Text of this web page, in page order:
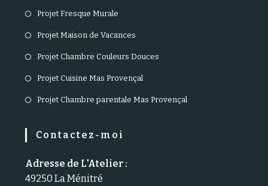
nouvel
onglet
Projet Fresque MuraleS’ouvre
nouvel
onglet
Projet Maison de VacancesS’ouvre
nouvel
onglet
Projet Chambre Couleurs DoucesS’ouvre
nouvel
Projet Cuisine Mas ProvençalS’ouvre
Projet Chambre parentale Mas ProvençalS’ouvre
Contactez-moi
Adresse de L'Atelier :
49250 La Ménitré